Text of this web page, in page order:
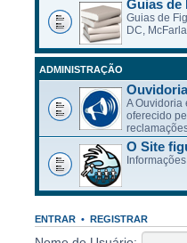
Guias de
Guias de
DC,
ADMINISTRAÇÃO
Ouvidoria
A Ouvidoria
oferecido
O Site
ENTRAR• REGISTRAR